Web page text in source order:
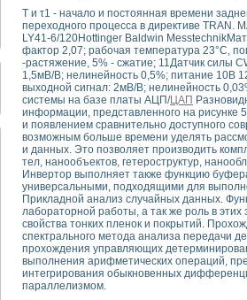
на основе цифровой обработки выборок
выравнивания электрических каналов
компенсации эхо-сигналов
математического моделирования
измерителя ВАХ фотоэлементов на
генератора сигналов - имитатора
исследование линейных антенн и
модуля с высоким разрешением для
радиолокационного сигнала и его FFT
уравнений состояния для исследования
для устройства сбора данных NI USB-6009
стенда для измерения относительного
построения картины возбуждения
показателей качества
управления источником питания PSP 2010
амперных характеристик солнечных модулей
нано-, фемто-, биотехнологии и мехатроника
по измерению временных характеристик
T и τ1 - начало и постоянная времени
переходного процесса в директиве TRAN.
LY41-6/120Hottinger Baldwin
фактор 2,07; рабочая температура 23°С,
-растяжение, 5% - сжатие; 11Датчик силы
1,5мВ/В; нелинейность 0,5%; питание 10В
выходной сигнал: 2мВ/В; нелинейность
системы на базе платы АЦП/ЦАП
информации, представленного на рисунке
и появлением сравнительно доступного
возможным больше времени уделять
и данных. Это позволяет производить
тел, нанообъектов, гетероструктур,
Инвертор выполняет также функцию
универсальными, подходящими для
Прикладной анализ случайных данных.
лабораторной работы, а так же роль в
свойства тонких пленок и покрытий.
спектрального метода анализа передачи
прохождения управляющих
выполнения арифметических операций,
интегрирования обыкновенных
параллелизмом.